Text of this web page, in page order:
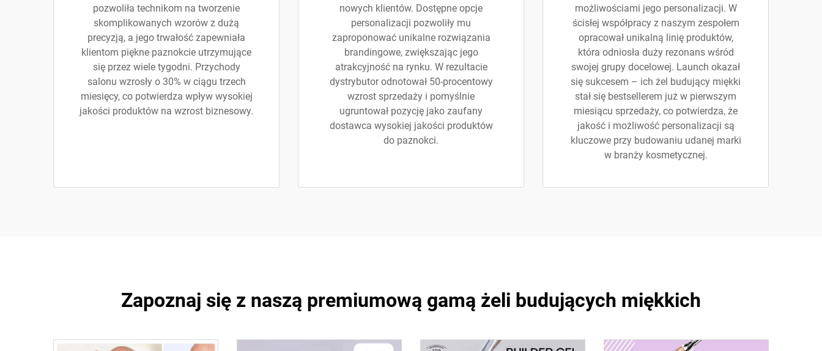
pozwoliła technikom na tworzenie
skomplikowanych wzorów z dużą
precyzją, a jego trwałość zapewniała
klientom piękne paznokcie utrzymujące
się przez wiele tygodni. Przychody
salonu wzrosły o 30% w ciągu trzech
miesięcy, co potwierdza wpływ wysokiej
jakości produktów na wzrost biznesowy.
nowych klientów. Dostępne opcje
personalizacji pozwoliły mu
zaproponować unikalne rozwiązania
brandingowe, zwiększając jego
atrakcyjność na rynku. W rezultacie
dystrybutor odnotował 50-procentowy
wzrost sprzedaży i pomyślnie
ugruntował pozycję jako zaufany
dostawca wysokiej jakości produktów
do paznokci.
możliwościami jego personalizacji. W
ścisłej współpracy z naszym zespołem
opracował unikalną linię produktów,
która odniosła duży rezonans wśród
swojej grupy docelowej. Launch okazał
się sukcesem – ich żel budujący miękki
stał się bestsellerem już w pierwszym
miesiącu sprzedaży, co potwierdza, że
jakość i możliwość personalizacji są
kluczowe przy budowaniu udanej marki
w branży kosmetycznej.
Zapoznaj się z naszą premiumową gamą żeli budujących miękkich